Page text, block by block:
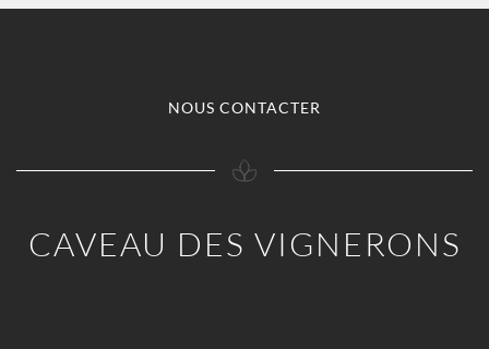
NOUS CONTACTER
CAVEAU DES VIGNERONS